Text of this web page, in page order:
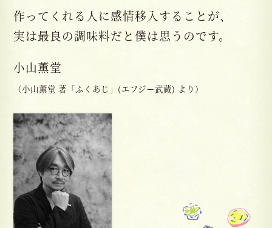
作ってくれる人に感情移入することが、
実は最良の調味料だと僕は思うのです。
小山薫堂
（小山薫堂 著「ふくあじ」(エフジー武蔵) より）